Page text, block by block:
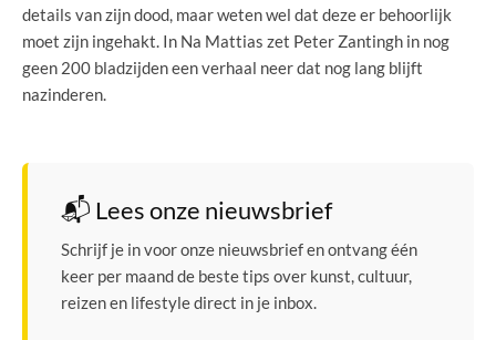
details van zijn dood, maar weten wel dat deze er behoorlijk
moet zijn ingehakt. In Na Mattias zet Peter Zantingh in nog
geen 200 bladzijden een verhaal neer dat nog lang blijft
nazinderen.
📬 Lees onze nieuwsbrief
Schrijf je in voor onze nieuwsbrief en ontvang één
keer per maand de beste tips over kunst, cultuur,
reizen en lifestyle direct in je inbox.